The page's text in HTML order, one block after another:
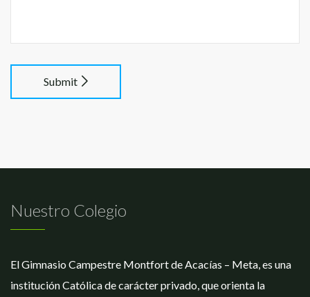
Submit
Nuestro Colegio
El Gimnasio Campestre Montfort de Acacías – Meta, es una
institución Católica de carácter privado, que orienta la